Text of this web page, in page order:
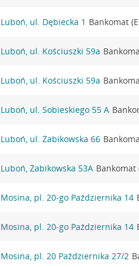
Luboń, ul. Dębiecka 1 Bankomat
Luboń, ul. Kościuszki 59a
Luboń, ul. Kościuszki 59a
Luboń, ul. Sobieskiego 55 A
Luboń, ul. Żabikowska 66
Luboń, Żabikowska 53A Bankomat
Mosina, pl. 20-go Października 14
Mosina, pl. 20-go Października 14
Mosina, pl. 20 Października 27/2